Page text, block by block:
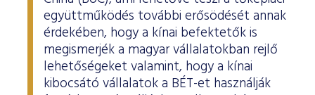
együttműködés további erősödését annak
érdekében, hogy a kínai befektetők is
megismerjék a magyar vállalatokban rejlő
lehetőségeket valamint, hogy a kínai
kibocsátó vállalatok a BÉT-et használják